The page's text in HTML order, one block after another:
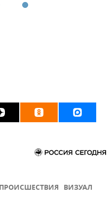
ПРОИСШЕСТВИЯ ВИЗУАЛ